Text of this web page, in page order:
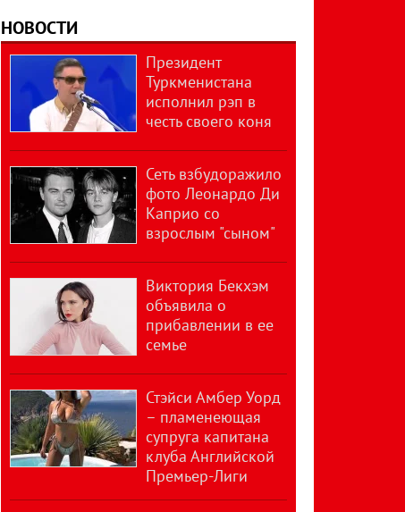
НОВОСТИ
Президент
Туркменистана
исполнил рэп в
честь своего коня
Сеть взбудоражило
фото Леонардо Ди
Каприо со
взрослым "сыном"
Виктория Бекхэм
объявила о
прибавлении в ее
семье
Стэйси Амбер Уорд
– пламенеющая
супруга капитана
клуба Английской
Премьер-Лиги